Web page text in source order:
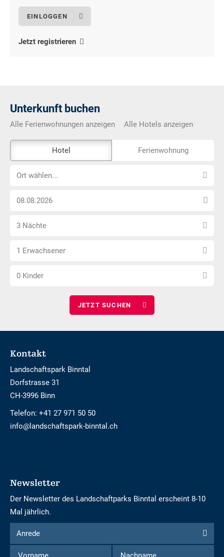
Jetzt registrieren
Unterkunft buchen
Alle Ferienwohnungen anzeigen Alle Hotels anzeigen
Externe-
Buchungstool
nicht
Hotel Ferienwohnung
OrtOrt wählen...
Anreise
wählen
Anzahl
wählen
3 Nächte
Anzahl
wählen
1 Erwachsener
Anzahl
0 Kinder
Footer
Kontakt
Landschaftspark Binntal
Dorfstrasse 31
CH-3996 Binn
Telefon: +41 27 971 50 50
info@landschaftspark-binntal.ch
Newsletter
Der Newsletter des Landschaftparks Binntal erscheint 8-10
Mal jährlich.
Formular
um
sich
Anrede
Anrede
Vorname
Nachname